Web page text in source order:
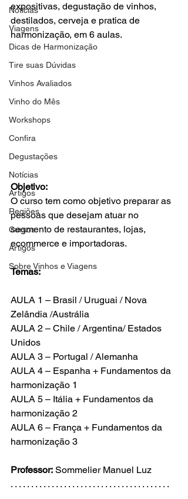
Notícias
Viagens
Dicas de Harmonização
Tire suas Dúvidas
Vinhos Avaliados
Vinho do Mês
Workshops
Confira
Degustações
Notícias
Artigos
Regiões
Cursos
Artigos
Sobre Vinhos e Viagens
expositivas, degustação de vinhos,
destilados, cerveja e pratica de
harmonização, em 6 aulas.
Objetivo:
O curso tem como objetivo preparar as
pessoas que desejam atuar no
segmento de restaurantes, lojas,
ecommerce e importadoras.
Temas:
AULA 1 – Brasil / Uruguai / Nova
Zelândia /Austrália
AULA 2 – Chile / Argentina/ Estados
Unidos
AULA 3 – Portugal / Alemanha
AULA 4 – Espanha + Fundamentos da
harmonização 1
AULA 5 – Itália + Fundamentos da
harmonização 2
AULA 6 – França + Fundamentos da
harmonização 3
Professor: Sommelier Manuel Luz
. . . . . . . . . . . . . . . . . . . . . . . . . . . . . . . . . . . . . . .